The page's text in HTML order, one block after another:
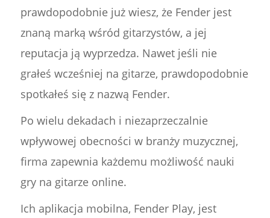
prawdopodobnie już wiesz, że Fender jest
znaną marką wśród gitarzystów, a jej
reputacja ją wyprzedza. Nawet jeśli nie
grałeś wcześniej na gitarze, prawdopodobnie
spotkałeś się z nazwą Fender.
Po wielu dekadach i niezaprzeczalnie
wpływowej obecności w branży muzycznej,
firma zapewnia każdemu możliwość nauki
gry na gitarze online.
Ich aplikacja mobilna, Fender Play, jest